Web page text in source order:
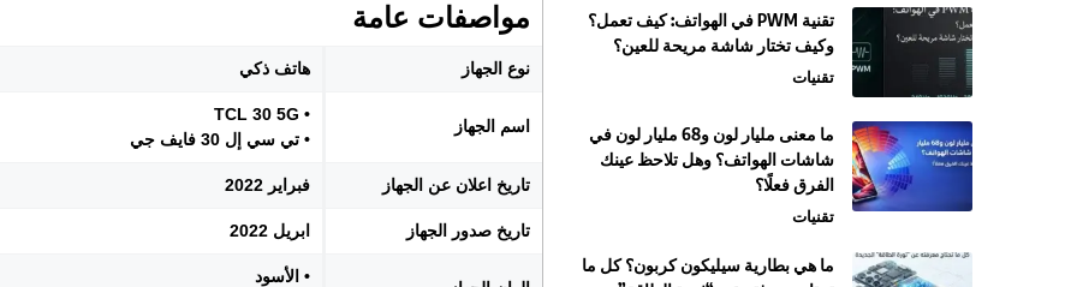
مواصفات عامة
نوع الجهاز هاتف ذكي
اسم الجهاز
• TCL 30 5G
• تي سي إل 30 فايف جي
تاريخ اعلان عن الجهاز فبراير 2022
تاريخ صدور الجهاز ابريل 2022
• الأسود
تقنية PWM في الهواتف: كيف تعمل؟
وكيف تختار شاشة مريحة للعين؟
تقنيات
ما معنى مليار لون و68 مليار لون في
شاشات الهواتف؟ وهل تلاحظ عينك
الفرق فعلًا؟
تقنيات
ما هي بطارية سيليكون كربون؟ كل ما